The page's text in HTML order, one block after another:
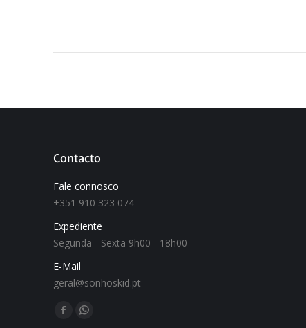
Contacto
Fale connosco
+351 910 323 074
Expediente
Segunda - Sexta 9h00 - 18h00
E-Mail
geral@sonhoskid.pt
Find us on: